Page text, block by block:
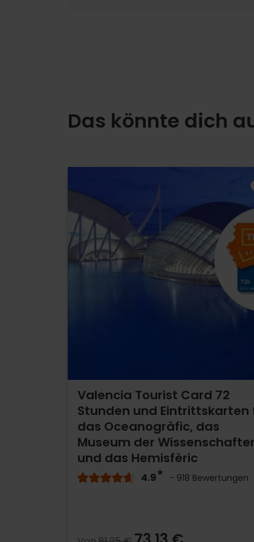
Das könnte dich
Valencia Tourist Card 72
Stunden und Eintrittskarten
das Oceanogràfic, das
Museum der
und das Hemisfèric
4.9 - 918 Bewertungen